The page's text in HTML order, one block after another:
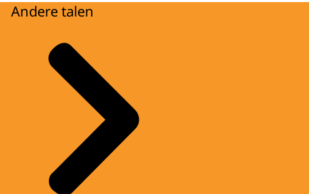
Andere talen